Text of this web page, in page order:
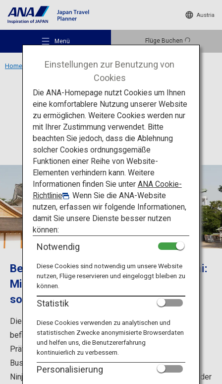
Austria
Menü Flüge Buchen
Empfohlene Orte
Reiseideen
Reiseziele
Reiseinformationen
Home Region Chubu Burg Nagoya
Kultur Aichi
Burg Nagoya
Besuchen Sie die Burg Nagoya in Aichi:
Militär- und Ninja-Darsteller-Gruppen
sorgen täglich für Unterhaltung
Die Burg Nagoya ist die bekannteste Burg in Aichi und
befindet sich in Honmaru, Stadtbezirk Naka, Nagoya,
Präfektur Aichi. Täglich sorgen Nagoya Omotenashi
Bushotai (R), Tokugawa Ieyasu, Hattori Hanzo und die
Ninjas in der Burg Nagoya für Unterhaltung. In der Nähe der
Einstellungen zur Benutzung von
Cookies
Die ANA-Homepage nutzt Cookies um Ihnen
eine komfortablere Nutzung unserer Website
zu ermöglichen. Weitere Cookies werden nur
mit Ihrer Zustimmung verwendet. Bitte
beachten Sie jedoch, dass die Ablehnung
solcher Cookies ordnungsgemäße
Funktionen einer Reihe von Website-
Elementen verhindern kann. Weitere
Informationen finden Sie unter ANA Cookie-
Richtlinie
. Wenn Sie die ANA-Website
nutzen, erfassen wir folgende Informationen,
damit Sie unsere Dienste besser nutzen
können:
Notwendig
Diese Cookies sind notwendig um unsere Website
nutzen, Flüge reservieren und eingeloggt bleiben zu
können.
Statistik
Diese Cookies verwenden zu analytischen und
statistischen Zwecke anonymisierte Browserdaten
und helfen uns, die Benutzererfahrung
kontinuierlich zu verbessern.
Personalisierung